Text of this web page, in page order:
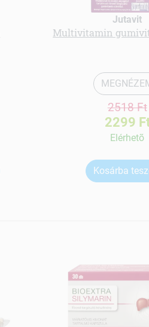
Jutavit
Multivitamin
2518 Ft
2299
Elérhetõ
Kosárba